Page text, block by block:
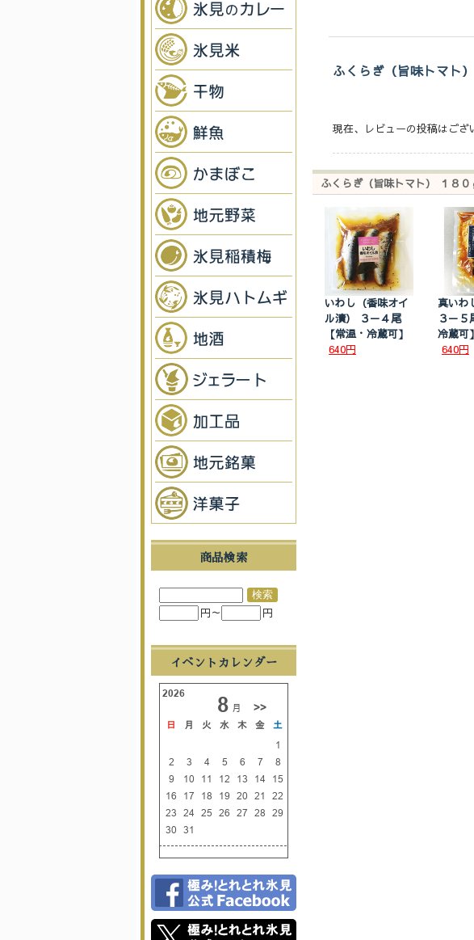
ふくらぎ（旨味トマト
現在、レビューの投稿はござ
ふくらぎ（旨味トマト） １８
いわし（香味オイ
ル漬） ３－４尾
【常温・冷蔵可】
640円
真いわ
３－５
冷蔵可】
640円
商品検索
円～ 円
イベントカレンダー